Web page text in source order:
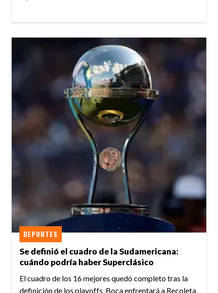
Se definió el cuadro de la Sudamericana:
cuándo podría haber Superclásico
DEPORTES
El cuadro de los 16 mejores quedó completo tras la
definición de los playoffs. Boca enfrentará a Recoleta,